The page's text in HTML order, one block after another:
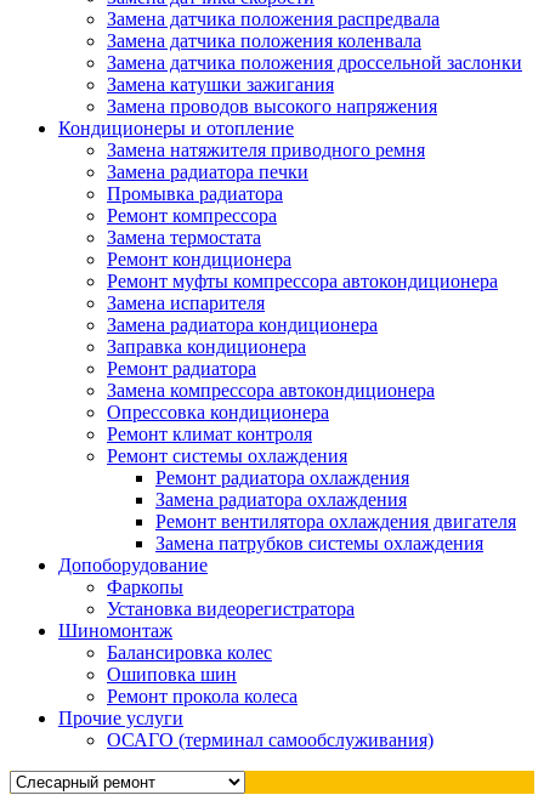
Замена датчика положения распредвала
Замена датчика положения коленвала
Замена датчика положения дроссельной заслонки
Замена катушки зажигания
Замена проводов высокого напряжения
Кондиционеры и отопление
Замена натяжителя приводного ремня
Замена радиатора печки
Промывка радиатора
Ремонт компрессора
Замена термостата
Ремонт кондиционера
Ремонт муфты компрессора автокондиционера
Замена испарителя
Замена радиатора кондиционера
Заправка кондиционера
Ремонт радиатора
Замена компрессора автокондиционера
Опрессовка кондиционера
Ремонт климат контроля
Ремонт системы охлаждения
Ремонт радиатора охлаждения
Замена радиатора охлаждения
Ремонт вентилятора охлаждения двигателя
Замена патрубков системы охлаждения
Допоборудование
Фаркопы
Установка видеорегистратора
Шиномонтаж
Балансировка колес
Ошиповка шин
Ремонт прокола колеса
Прочие услуги
ОСАГО (терминал самообслуживания)